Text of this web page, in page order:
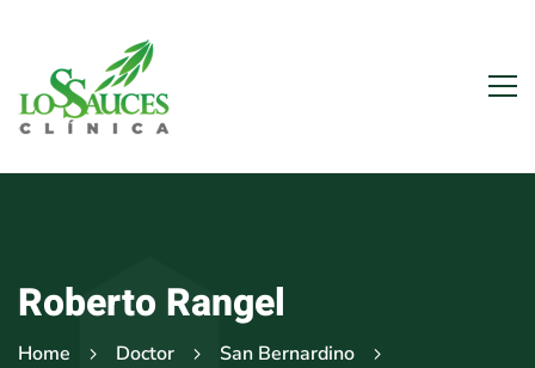
Roberto Rangel
Home Doctor
San Bernardino